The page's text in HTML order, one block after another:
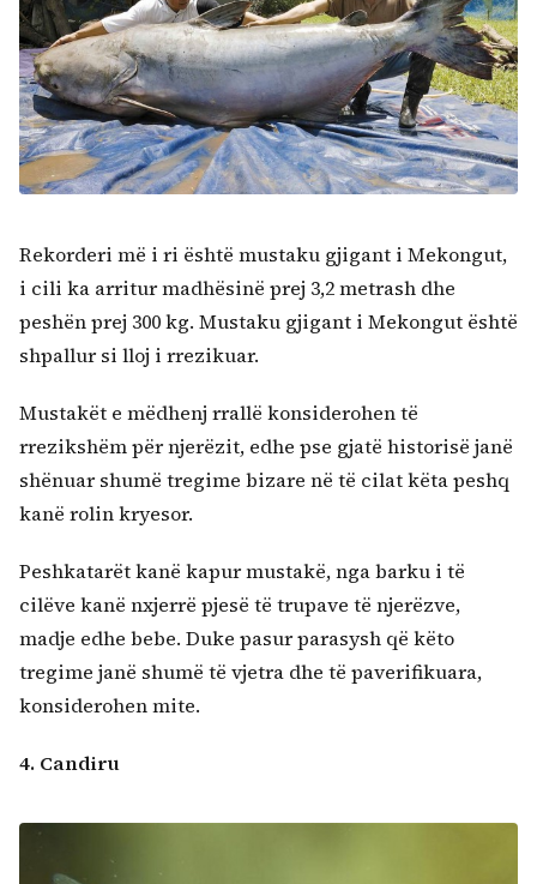
Rekorderi më i ri është mustaku gjigant i Mekongut,
i cili ka arritur madhësinë prej 3,2 metrash dhe
peshën prej 300 kg. Mustaku gjigant i Mekongut është
shpallur si lloj i rrezikuar.
Mustakët e mëdhenj rrallë konsiderohen të
rrezikshëm për njerëzit, edhe pse gjatë historisë janë
shënuar shumë tregime bizare në të cilat këta peshq
kanë rolin kryesor.
Peshkatarët kanë kapur mustakë, nga barku i të
cilëve kanë nxjerrë pjesë të trupave të njerëzve,
madje edhe bebe. Duke pasur parasysh që këto
tregime janë shumë të vjetra dhe të paverifikuara,
konsiderohen mite.
4. Candiru